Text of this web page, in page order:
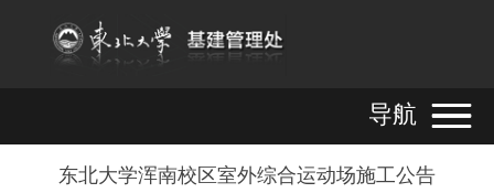
导航
东北大学浑南校区室外综合运动场施工公告